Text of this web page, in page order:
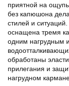
приятной на
без капюшона
стилей и
оснащена тремя
одним нагрудным
обработаны
прилегания и
нагрудном